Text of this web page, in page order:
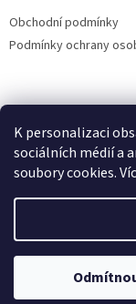
K personalizaci
sociálních médií a
soubory cookies.
Obchodní podmínky
Podmínky ochrany
Copyright 2026